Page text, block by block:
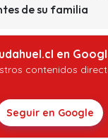
de su familia
en
contenidos
Seguir en Google